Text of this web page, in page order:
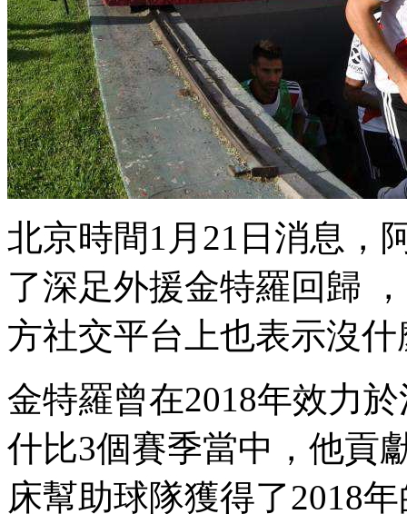
北京時間1月21日消息
了深足外援金特羅回歸
方社交平台上也表示沒
金特羅曾在2018年效力於
什比3個賽季當中 ，他
床幫助球隊獲得了2018